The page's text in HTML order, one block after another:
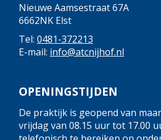
Nieuwe Aamsestraat 67A
6662NK Elst
Tel: 0481-372213
E-mail: info@atcnijhof.nl
OPENINGSTIJDEN
De praktijk is geopend van
vrijdag van 08.15 uur tot 17.00